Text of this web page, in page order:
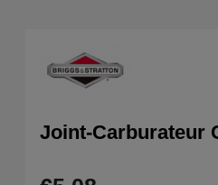
Joint-Carburateur